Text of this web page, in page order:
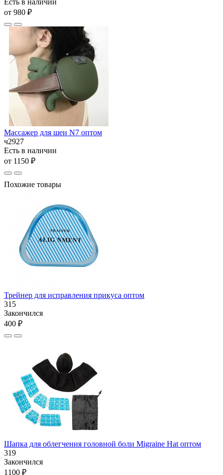
от 980 ₽
Массажер для шеи N7 оптом
ч2927
Есть в наличии
от 1150 ₽
Похожие товары
Трейнер для исправления прикуса оптом
315
Закончился
400 ₽
Шапка для облегчения головной боли Migraine Hat оптом
319
Закончился
1100 ₽